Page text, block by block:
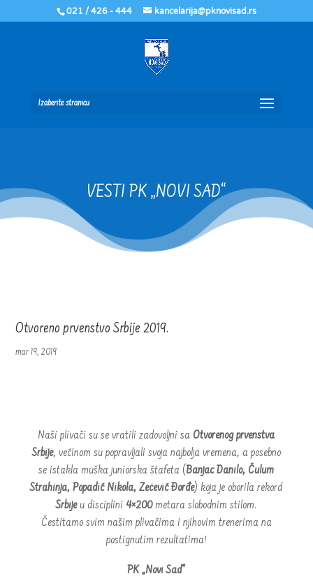
021 / 426 - 444 kancelarija@pknovisad.rs
Izaberite stranicu
VESTI PK „NOVI SAD“
Otvoreno prvenstvo Srbije 2019.
mar 19, 2019
Naši plivači su se vratili zadovoljni sa Otvorenog prvenstva
Srbije, većinom su popravljali svoja najbolja vremena, a posebno
se istakla muška juniorska štafeta (Banjac Danilo, Ćulum
Strahinja, Popadić Nikola, Zečević Đorđe) koja je oborila rekord
Srbijeu disciplini4×200metara slobodnim stilom.
Čestitamo svim našim plivačima i njihovim trenerima na
postignutim rezultatima!
PK „Novi Sad“